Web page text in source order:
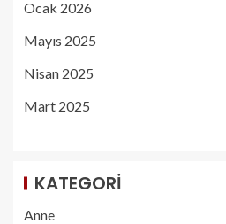
Ocak 2026
Mayıs 2025
Nisan 2025
Mart 2025
KATEGORI
Anne